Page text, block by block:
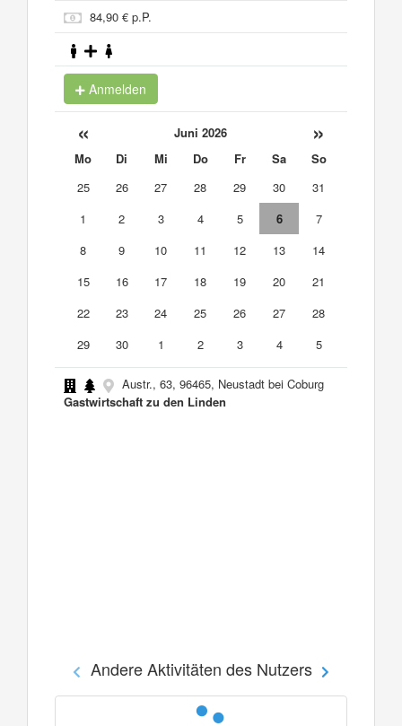
84,90 € p.P.
Anmelden
« Juni 2026 »
Mo Di Mi Do Fr Sa
So
25
26 27 28 29 30
31
1
2 3 4 5 6
7
8
9 10 11 12 13
14
15
16 17 18 19 20
21
22
23 24 25 26 27
28
29
30 1 2 3 4 5
Austr., 63, 96465, Neustadt bei Coburg
Gastwirtschaft zu den Linden
Andere Aktivitäten des Nutzers